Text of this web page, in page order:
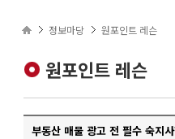
정보마당 원포인트 레슨
원포인트 레슨
부동산 매물 광고 전 필수 숙지